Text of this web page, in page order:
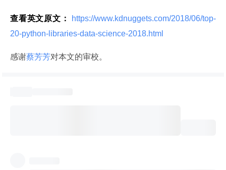
查看英文原文：
https://www.kdnuggets.com/2018/06/top-
20-python-libraries-data-science-2018.html
感谢蔡芳芳对本文的审校。